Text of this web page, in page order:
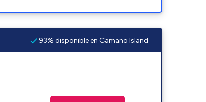
93% disponible en Camano Island